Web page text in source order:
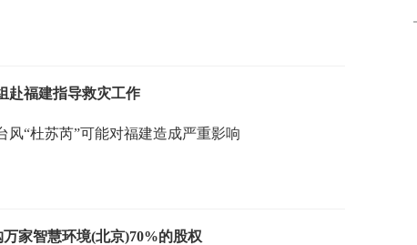
赴福建指导救灾工作
“杜苏芮”可能对福建造成严重影响
家智慧环境(北京)70%的股权